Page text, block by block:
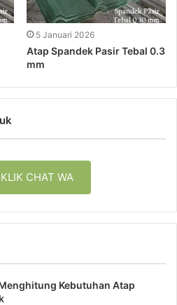
5 Januari 2026
Atap Spandek Pasir Tebal 0.3
mm
KLIK CHAT WA
Kebutuhan Atap